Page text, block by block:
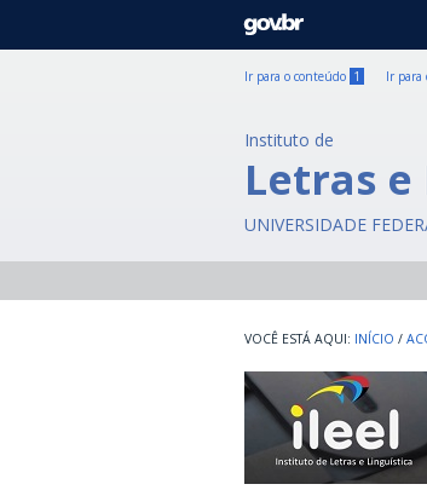
GOVBR
Ir para o conteúdo 1 Ir para
Instituto de
Letras
UNIVERSIDADE
INÍCIO /